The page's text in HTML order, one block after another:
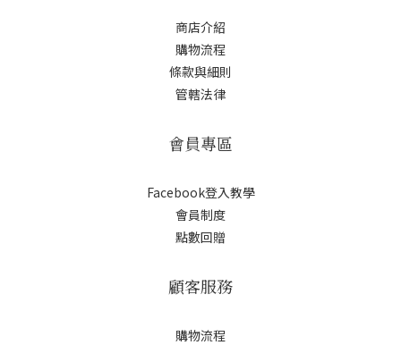
商店介紹
購物流程
條款與細則
管轄法律
會員專區
Facebook登入教學
會員制度
點數回贈
顧客服務
購物流程